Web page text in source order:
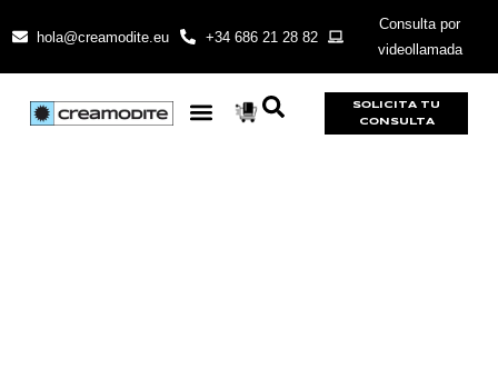
hola@creamodite.eu +34 686 21 28 82
Consulta por
videollamada
SOLICITA TU
CONSULTA